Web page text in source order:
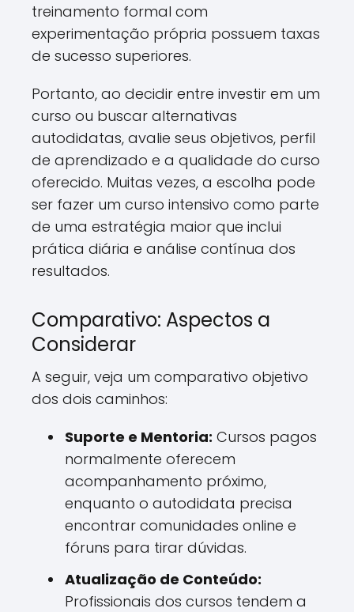
treinamento formal com
experimentação própria possuem taxas
de sucesso superiores.
Portanto, ao decidir entre investir em um
curso ou buscar alternativas
autodidatas, avalie seus objetivos, perfil
de aprendizado e a qualidade do curso
oferecido. Muitas vezes, a escolha pode
ser fazer um curso intensivo como parte
de uma estratégia maior que inclui
prática diária e análise contínua dos
resultados.
Comparativo: Aspectos a
Considerar
A seguir, veja um comparativo objetivo
dos dois caminhos:
Suporte e Mentoria: Cursos pagos
normalmente oferecem
acompanhamento próximo,
enquanto o autodidata precisa
encontrar comunidades online e
fóruns para tirar dúvidas.
Atualização de Conteúdo:
Profissionais dos cursos tendem a